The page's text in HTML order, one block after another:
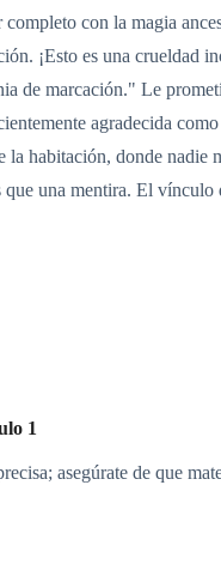
con la magia
¡Esto es una crueldad
de marcación." Le
agradecida
habitación, donde
una mentira. El
1
asegúrate de que